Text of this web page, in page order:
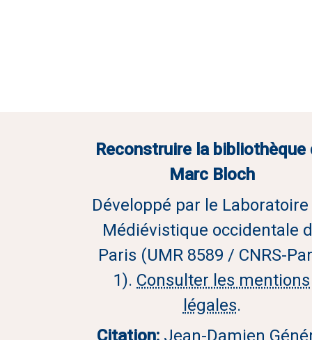
Reconstruire la bibliothèque
Marc Bloch
Développé par le
Médiévistique occidentale
Paris (UMR 8589 / CNRS-
1). Consulter les mentions
légales.
Citation: Jean-Damien